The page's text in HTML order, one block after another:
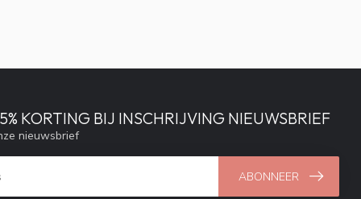
KORTING BIJ INSCHRIJVING NIEUWSBRIEF
nieuwsbrief
ABONNEER